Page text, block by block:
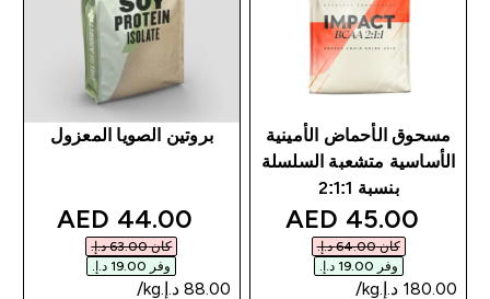
مسحوق الأحماض الأمينية
الأساسية متشعبة السلسلة
بنسبة 2:1:1
discounted price
45.00 AED‎
كان ‏64.00 د.إ.‏‎
وفر ‏19.00 د.إ.‏‎
بروتين الصويا المعزول
price
44.00 AED‎
كان ‏63.00 د.إ.‏‎
وفر ‏19.00 د.إ.‏‎